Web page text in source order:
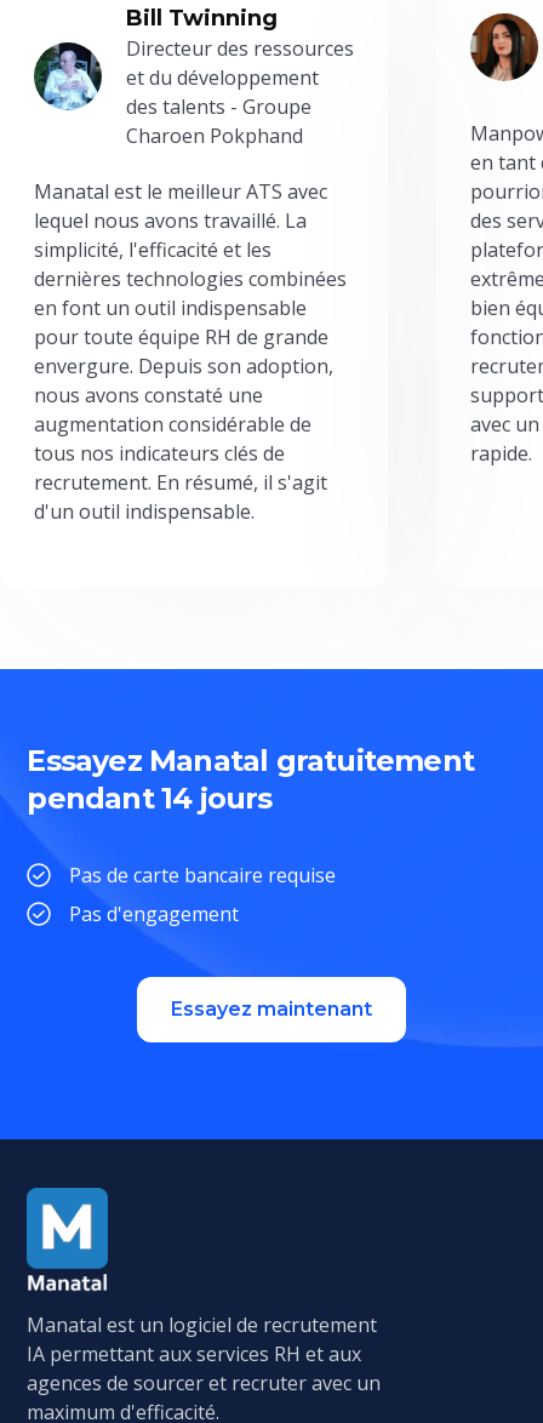
Bill Twinning
Directeur des ressources
et du développement
des talents - Groupe
Charoen Pokphand
Manatal est le meilleur ATS avec
lequel nous avons travaillé. La
simplicité, l'efficacité et les
dernières technologies combinées
en font un outil indispensable
pour toute équipe RH de grande
envergure. Depuis son adoption,
nous avons constaté une
augmentation considérable de
tous nos indicateurs clés de
recrutement. En résumé, il s'agit
d'un outil indispensable.
en tant
des
bien
avec
rapide.
Essayez Manatal gratuitement
pendant 14 jours
Pas de carte bancaire requise
Pas d'engagement
Essayez maintenant
Manatal est un logiciel de recrutement
IA permettant aux services RH et aux
agences de sourcer et recruter avec un
maximum d'efficacité.